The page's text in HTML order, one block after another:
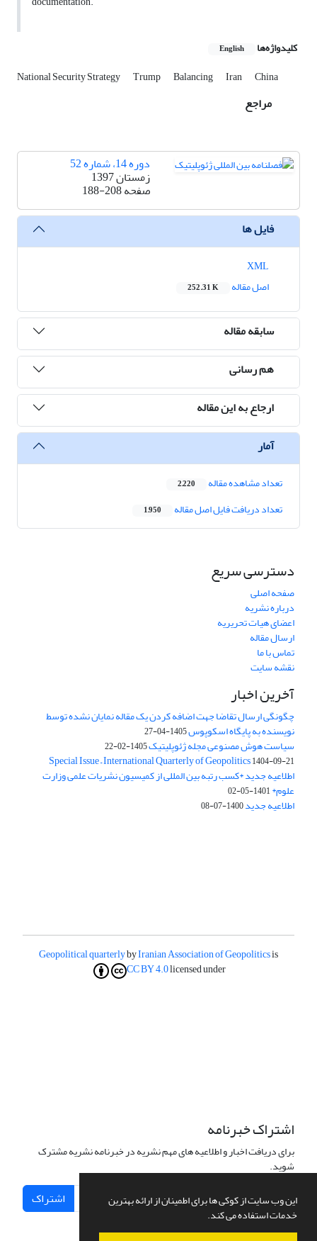
این وب سایت از کوکی ها برای اطمینان از ارائه بهترین
خدمات استفاده می کند.
کلیدواژه‌ها English
National Security Strategy Trump Balancing Iran China
مراجع
دوره 14، شماره 52
زمستان 1397
صفحه188-208
فایل ها
اصل مقاله
252.31 K
سابقه مقاله
هم رسانی
ارجاع به این مقاله
آمار
تعداد مشاهده مقاله 2,220
تعداد دریافت فایل اصل مقاله 1,950
دسترسی سریع
صفحه اصلی
درباره نشریه
اعضای هیات تحریریه
ارسال مقاله
تماس با ما
نقشه سایت
آخرین اخبار
چگونگی ارسال تقاضا جهت اضافه کردن یک مقاله نمایان نشده توسط
نویسنده به پایگاه اسکوپوس1405-04-27
سیاست هوش مصنوعی مجله ژئوپلیتیک1405-02-22
Special Issue – International Quarterly of Geopolitics1404-09-21
اطلاعیه جدید *کسب رتبه بین المللی از کمیسیون نشریات علمی وزارت
علوم*1401-05-02
اطلاعیه جدید1400-07-08
Geopolitical quarterlybyIranian Association of Geopoliticsis
licensed under
CC BY 4.0
اشتراک خبرنامه
برای دریافت اخبار و اطلاعیه های مهم نشریه در خبرنامه نشریه مشترک
شوید.
اشتراک